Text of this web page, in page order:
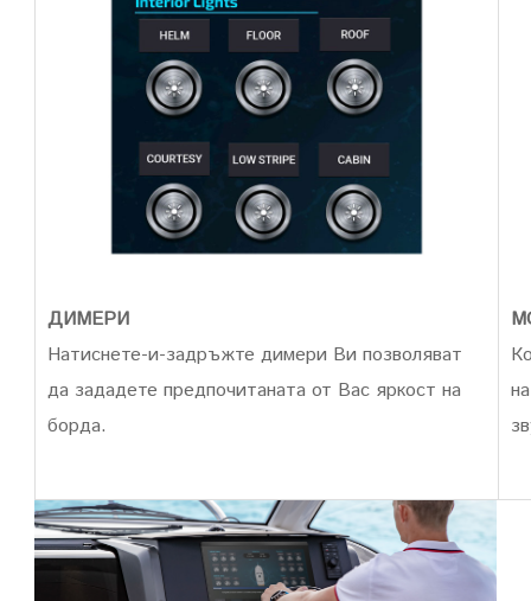
ДИМЕРИ
Натиснете-и-задръжте димери Ви позволяват
да зададете предпочитаната от Вас яркост на
борда.